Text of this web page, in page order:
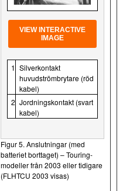
VIEW INTERACTIVE
IMAGE
1 Silverkontakt
huvudströmbrytare (röd
kabel)
2 Jordningskontakt (svart
kabel)
Figur 5. Anslutningar (med
batteriet borttaget) – Touring-
modeller från 2003 eller tidigare
(FLHTCU 2003 visas)